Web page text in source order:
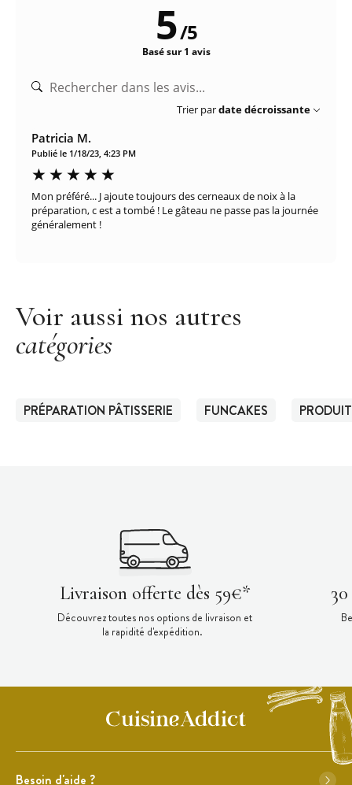
5/5
Basé sur 1 avis
Trier pardate décroissante
Patricia M.
Publié le 1/18/23, 4:23 PM
Mon préféré... J ajoute toujours des cerneaux de noix à la
préparation, c est a tombé ! Le gâteau ne passe pas la journée
généralement !
Voir aussi nos autres
catégories
PRÉPARATION PÂTISSERIE FUNCAKES
Livraison offerte dès 59€*
Découvrez toutes nos options de livraison et
la rapidité d'expédition.
Besoin d'aide ?